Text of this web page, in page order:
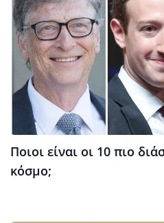
Ποιοι είναι οι 10 πιο
κόσμο;